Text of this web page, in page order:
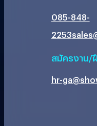
085-848-
2253
สมัครงาน/
hr-